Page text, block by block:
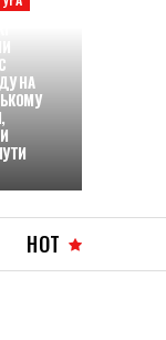
НА
HOT